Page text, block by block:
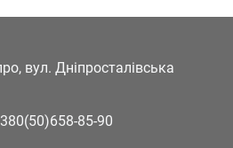
вул. Дніпросталівська
85-90